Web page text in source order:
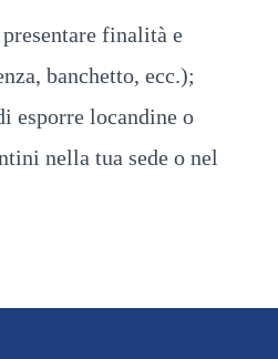
finalità e
banchetto, ecc.);
esporre locandine o
nella tua sede o nel